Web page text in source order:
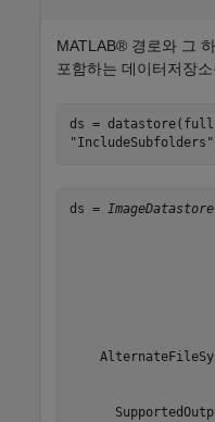
MATLAB® 경로와 그
포함하는 데이터저장
ds =
"IncludeSubfolders"
ds =